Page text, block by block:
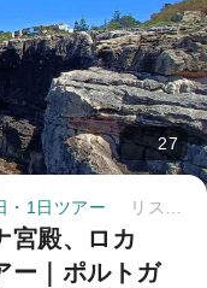
27
・1日ツアー
宮殿、ロカ
ー｜ポルトガ